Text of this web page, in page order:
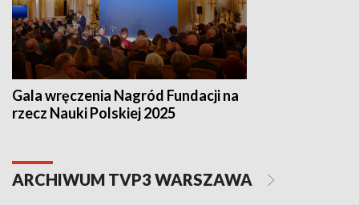
Gala wręczenia Nagród Fundacji na
rzecz Nauki Polskiej 2025
ARCHIWUM TVP3 WARSZAWA